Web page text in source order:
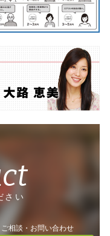
さい
ご相談・お問い合わせ